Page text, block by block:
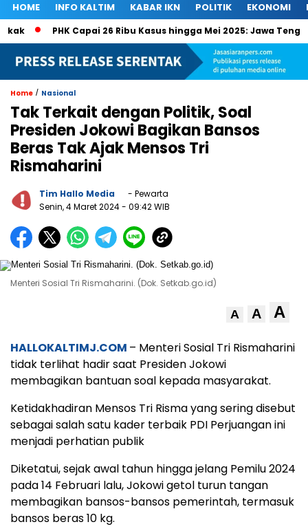
HOME INFO KALTIM KABAR IKN POLITIK EKONOMI
PHK Capai 26 Ribu Kasus hingga Mei 2025: Jawa Tengah,
Home / Nasional
Tak Terkait dengan Politik, Soal
Presiden Jokowi Bagikan Bansos
Beras Tak Ajak Mensos Tri
Rismaharini
Tim Hallo Media
- Pewarta
Senin, 4 Maret 2024- 09:42 WIB
Menteri Sosial Tri Rismaharini. (Dok. Setkab.go.id)
A A A
HALLOKALTIMJ.COM – Menteri Sosial Tri Rismaharini
tidak terlihat hadir saat Presiden Jokowi
membagikan bantuan soal kepada masyarakat.
Ketidakhadiran Mensos Tri Risma yang sering disebut
sebagai salah satu kader terbaik PDI Perjuangan ini
menjadi perhatian publik
Diketatui, sejak awal tahun hingga jelang Pemilu 2024
pada 14 Februari lalu, Jokowi getol turun tangan
membagikan bansos-bansos pemerintah, termasuk
bansos beras 10 kg.